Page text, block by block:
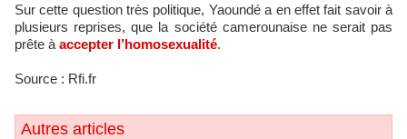
Sur cette question très politique, Yaoundé a en effet fait savoir à
plusieurs reprises, que la société camerounaise ne serait pas
prête à accepter l’homosexualité.
Source : Rfi.fr
Autres articles